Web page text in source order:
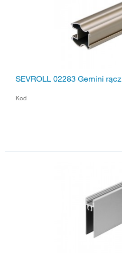
SEVROLL 02283 Gemini
Kod